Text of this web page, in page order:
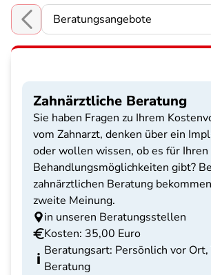
Choose a section
Zahnärztliche Beratung
Sie haben Fragen zu Ihrem
vom Zahnarzt, denken über ein
oder wollen wissen, ob es für Ihren
Behandlungsmöglichkeiten gibt?
zahnärztlichen Beratung
zweite Meinung.
in unseren Beratungsstellen
Kosten: 35,00 Euro
Beratungsart: Persönlich vor
Beratung